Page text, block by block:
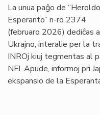
La unua paĝo de
Esperanto” n-ro 2374
(februaro 2026) dediĉas
Ukrajno, interalie per la
INROj kiuj tegmentas al
NFI. Apude, informoj pri
ekspansio de la